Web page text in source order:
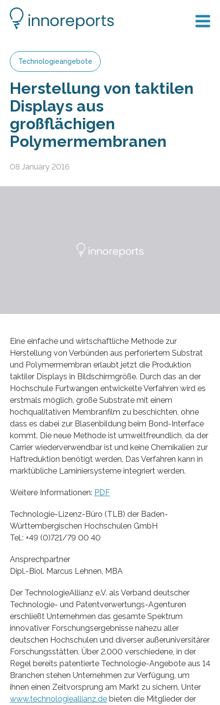
Technologieangebote
Herstellung von taktilen
Displays aus
großflächigen
Polymermembranen
08 January 2016
Eine einfache und wirtschaftliche Methode zur
Herstellung von Verbünden aus perforiertem Substrat
und Polymermembran erlaubt jetzt die Produktion
taktiler Displays in Bildschirmgröße. Durch das an der
Hochschule Furtwangen entwickelte Verfahren wird es
erstmals möglich, große Substrate mit einem
hochqualitativen Membranfilm zu beschichten, ohne
dass es dabei zur Blasenbildung beim Bond-Interface
kommt. Die neue Methode ist umweltfreundlich, da der
Carrier wiederverwendbar ist und keine Chemikalien zur
Haftreduktion benötigt werden. Das Verfahren kann in
marktübliche Laminiersysteme integriert werden.
Weitere Informationen: PDF
Technologie-Lizenz-Büro (TLB) der Baden-
Württembergischen Hochschulen GmbH
Tel.: +49 (0)721/79 00 40
Ansprechpartner
Dipl.-Biol. Marcus Lehnen, MBA
Der TechnologieAllianz e.V. als Verband deutscher
Technologie- und Patentverwertungs-Agenturen
erschließt Unternehmen das gesamte Spektrum
innovativer Forschungsergebnisse nahezu aller
deutschen Hochschulen und diverser außeruniversitärer
Forschungsstätten. Über 2.000 verschiedene, in der
Regel bereits patentierte Technologie-Angebote aus 14
Branchen stehen Unternehmen zur Verfügung, um
ihnen einen Zeitvorsprung am Markt zu sichern. Unter
www.technologieallianz.de bieten die Mitglieder der